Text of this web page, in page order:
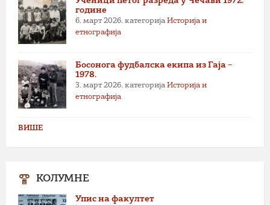
године
6. март 2026. категорија Историја и
етнографија
Босонога фудбалска екипа из Гаја –
1978.
3. март 2026. категорија Историја и
етнографија
ВИШЕ
КОЛУМНЕ
Упис на факултет